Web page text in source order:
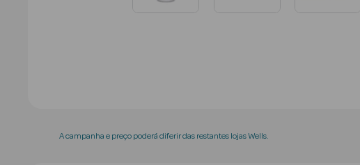
A campanha e preço poderá diferir das restantes lojas Wells.